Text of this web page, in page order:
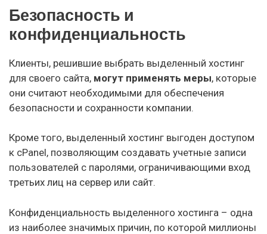
Безопасность и
конфиденциальность
Клиенты, решившие выбрать выделенный хостинг
для своего сайта, могут применять меры, которые
они считают необходимыми для обеспечения
безопасности и сохранности компании.
Кроме того, выделенный хостинг выгоден доступом
к cPanel, позволяющим создавать учетные записи
пользователей с паролями, ограничивающими вход
третьих лиц на сервер или сайт.
Конфиденциальность выделенного хостинга – одна
из наиболее значимых причин, по которой миллионы